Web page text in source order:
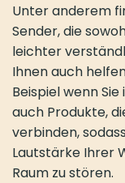
Unter anderem
Sender, die
leichter
Ihnen auch
Beispiel wenn
auch Produkte,
verbinden,
Lautstärke Ihrer
Raum zu stören.